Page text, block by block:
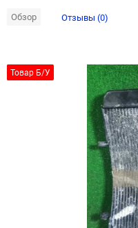
Обзор Отзывы (0)
Товар Б/У